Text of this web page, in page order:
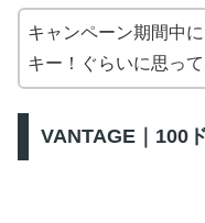
キャンペーン期間中
キー！ぐらいに思って
VANTAGE｜100